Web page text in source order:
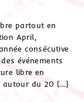
partout en
April,
consécutive
événements
libre en
autour du 20 […]